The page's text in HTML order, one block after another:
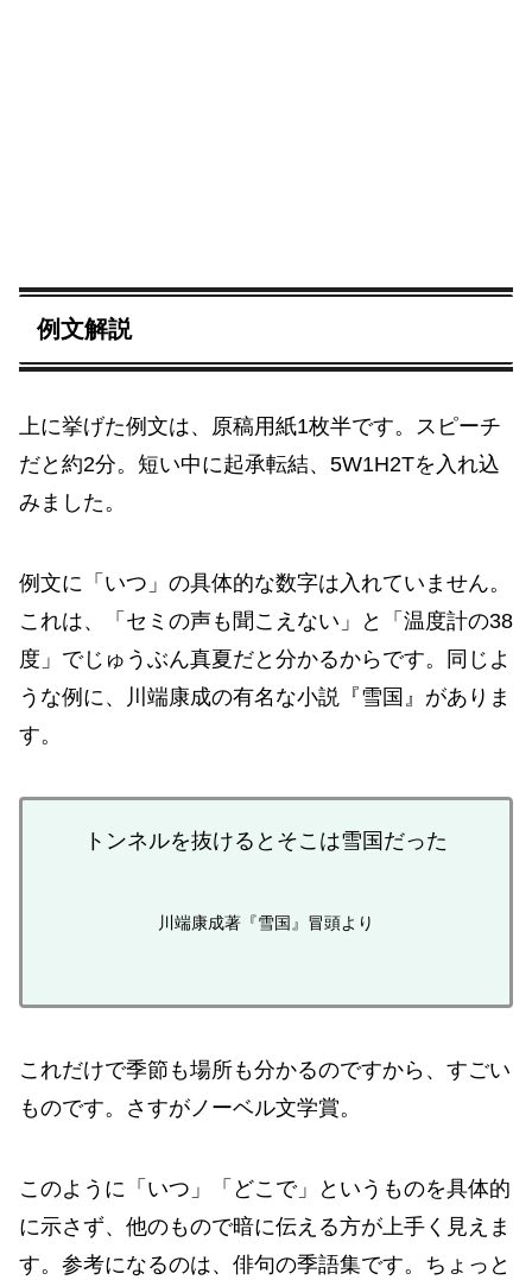
例文解説
上に挙げた例文は、原稿用紙1枚半です。スピーチ
だと約2分。短い中に起承転結、5W1H2Tを入れ込
みました。
例文に「いつ」の具体的な数字は入れていません。
これは、「セミの声も聞こえない」と「温度計の38
度」でじゅうぶん真夏だと分かるからです。同じよ
うな例に、川端康成の有名な小説『雪国』がありま
す。
トンネルを抜けるとそこは雪国だった
川端康成著『雪国』冒頭より
これだけで季節も場所も分かるのですから、すごい
ものです。さすがノーベル文学賞。
このように「いつ」「どこで」というものを具体的
に示さず、他のもので暗に伝える方が上手く見えま
す。参考になるのは、俳句の季語集です。ちょっと